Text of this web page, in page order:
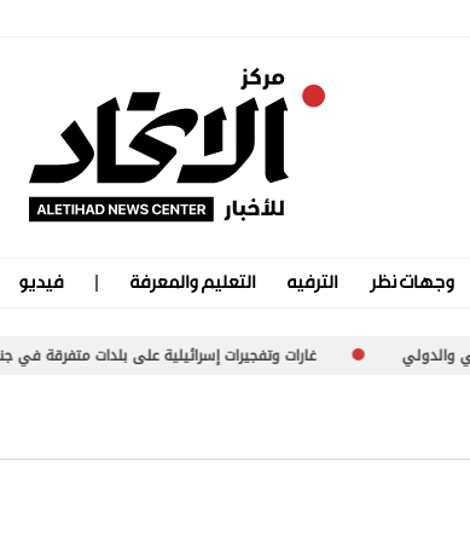
وجهات نظر الترفيه التعليم والمعرفة فيديو
غارات وتفجيرات إسرائيلية على بلدات متفرقة في جنوب لبنان